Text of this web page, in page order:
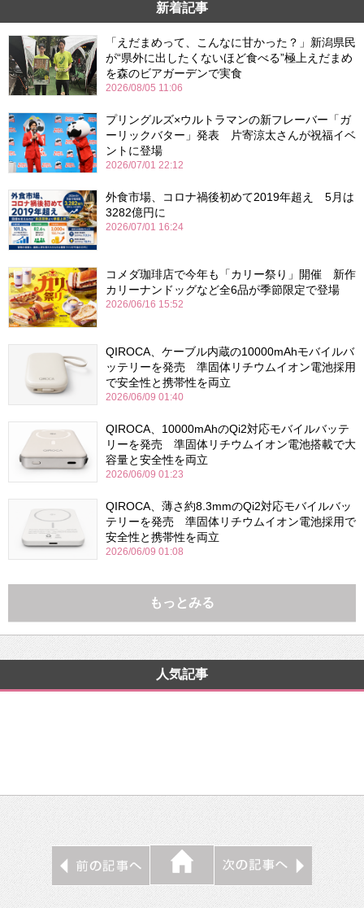
新着記事
「えだまめって、こんなに甘かった？」新潟県民
が“県外に出したくないほど食べる”極上えだまめ
を森のビアガーデンで実食
2026/08/05 11:06
プリングルズ×ウルトラマンの新フレーバー「ガ
ーリックバター」発表 片寄涼太さんが祝福イベ
ントに登場
2026/07/01 22:12
外食市場、コロナ禍後初めて2019年超え 5月は
3282億円に
2026/07/01 16:24
コメダ珈琲店で今年も「カリー祭り」開催 新作
カリーナンドッグなど全6品が季節限定で登場
2026/06/16 15:52
QIROCA、ケーブル内蔵の10000mAhモバイルバ
ッテリーを発売 準固体リチウムイオン電池採用
で安全性と携帯性を両立
2026/06/09 01:40
QIROCA、10000mAhのQi2対応モバイルバッテ
リーを発売 準固体リチウムイオン電池搭載で大
容量と安全性を両立
2026/06/09 01:23
QIROCA、薄さ約8.3mmのQi2対応モバイルバッ
テリーを発売 準固体リチウムイオン電池採用で
安全性と携帯性を両立
2026/06/09 01:08
もっとみる
人気記事